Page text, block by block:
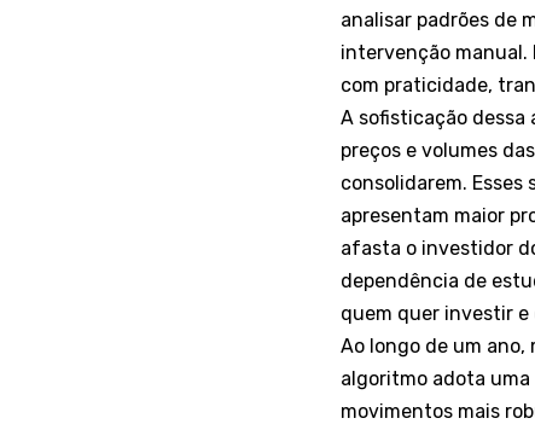
analisar padrões de
intervenção manual.
com praticidade,
A sofisticação dessa
preços e volumes
consolidarem.
apresentam maior
afasta o investidor
dependência de
quem quer investir e
Ao longo de um ano,
algoritmo adota
movimentos mais